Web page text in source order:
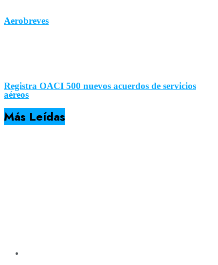
Aerobreves
Registra OACI 500 nuevos acuerdos de servicios
aéreos
Más Leídas